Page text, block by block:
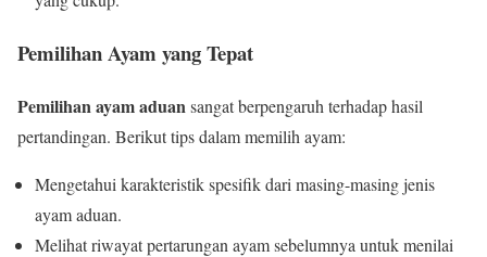
Pemilihan Ayam yang Tepat
Pemilihan ayam aduansangat berpengaruh terhadap hasil
pertandingan. Berikut tips dalam memilih ayam:
Mengetahui karakteristik spesifik dari masing-masing jenis
ayam aduan.
Melihat riwayat pertarungan ayam sebelumnya untuk menilai